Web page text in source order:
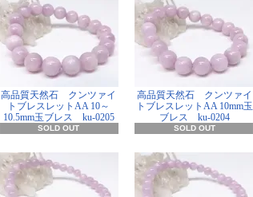
高品質天然石 クンツァイ
トブレスレットAA 10～
10.5mm玉ブレス ku-0205
SOLD OUT
高品質天然石 クンツァイ
トブレスレットAA 10mm玉
ブレス ku-0204
SOLD OUT